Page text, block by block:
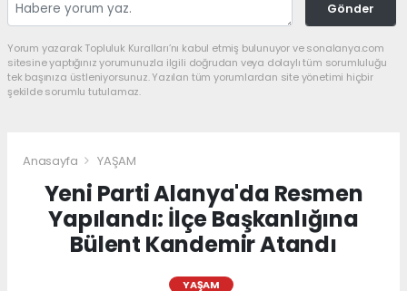
Gönder
Yorum yazarak Topluluk Kuralları’nı kabul etmiş bulunuyor ve sonalanya.com
sitesine yaptığınız yorumunuzla ilgili doğrudan veya dolaylı tüm sorumluluğu
tek başınıza üstleniyorsunuz. Yazılan tüm yorumlardan site yönetimi hiçbir
şekilde sorumlu tutulamaz.
Anasayfa YAŞAM
Yeni Parti Alanya'da Resmen
Yapılandı: İlçe Başkanlığına
Bülent Kandemir Atandı
YAŞAM